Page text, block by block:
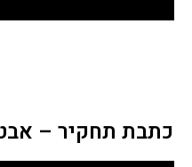
כתבת תחקיר –